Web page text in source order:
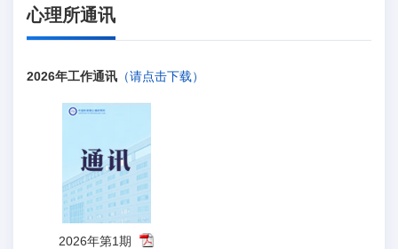
心理所通讯
2026年工作通讯 （请点击下载）
2026年第1期